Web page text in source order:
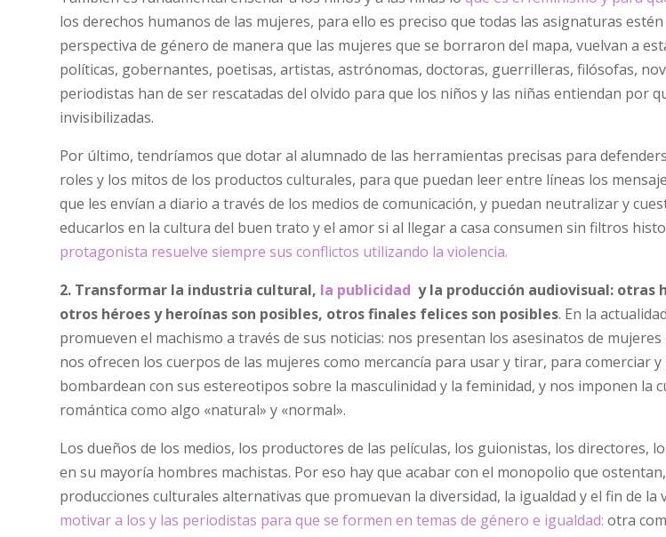
los derechos humanos de las mujeres, para ello es preciso que todas las asignaturas
perspectiva de género de manera que las mujeres que se borraron del mapa, vuelvan a
políticas, gobernantes, poetisas, artistas, astrónomas, doctoras, guerrilleras, filósofas,
periodistas han de ser rescatadas del olvido para que los niños y las niñas entiendan por
invisibilizadas.
Por último, tendríamos que dotar al alumnado de las herramientas precisas para
roles y los mitos de los productos culturales, para que puedan leer entre líneas los
que les envían a diario a través de los medios de comunicación, y puedan neutralizar y
educarlos en la cultura del buen trato y el amor si al llegar a casa consumen sin filtros
protagonista resuelve siempre sus conflictos utilizando la violencia.
2. Transformar la industria cultural, la publicidad y la producción audiovisual: otras
otros héroes y heroínas son posibles, otros finales felices son posibles. En la
promueven el machismo a través de sus noticias: nos presentan los asesinatos de
nos ofrecen los cuerpos de las mujeres como mercancía para usar y tirar, para comerciar
bombardean con sus estereotipos sobre la masculinidad y la feminidad, y nos imponen la
romántica como algo «natural» y «normal».
Los dueños de los medios, los productores de las películas, los guionistas, los directores,
en su mayoría hombres machistas. Por eso hay que acabar con el monopolio que
producciones culturales alternativas que promuevan la diversidad, la igualdad y el fin de la
motivar a los y las periodistas para que se formen en temas de género e igualdad: otra